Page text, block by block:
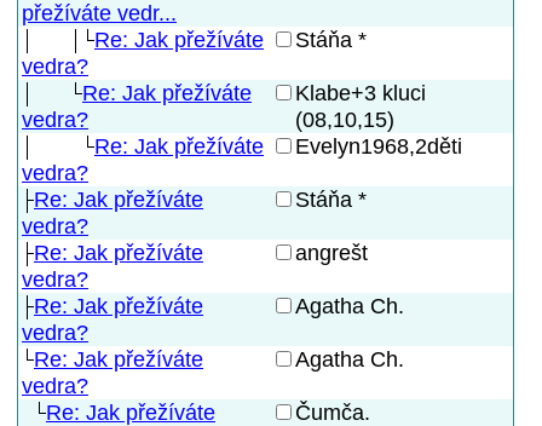
přežíváte vedr...
Re: Jak přežíváte
vedra?
Stáňa *
Re: Jak přežíváte
vedra?
Klabe+3 kluci
(08,10,15)
Re: Jak přežíváte
vedra?
Evelyn1968,2děti
Re: Jak přežíváte
vedra?
Stáňa *
Re: Jak přežíváte
vedra?
angrešt
Re: Jak přežíváte
vedra?
Agatha Ch.
Re: Jak přežíváte
vedra?
Agatha Ch.
Re: Jak přežíváte Čumča.